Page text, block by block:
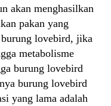
akan menghasilkan
pakan yang
burung lovebird, jika
metabolisme
burung lovebird
burung lovebird
yang lama adalah